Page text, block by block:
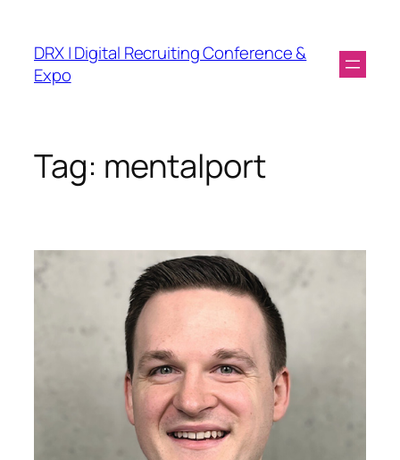
DRX | Digital Recruiting Conference &
Expo
Tag: mentalport